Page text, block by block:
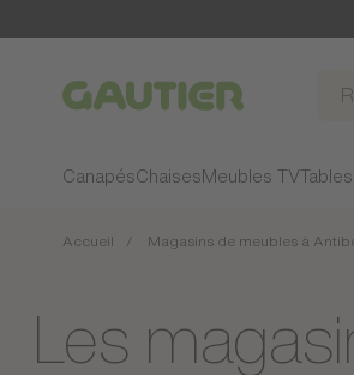
Gautier
CanapésChaises Meubles TVTables
Accueil Magasins de meubles à
Les